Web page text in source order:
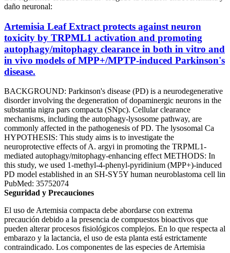
daño neuronal:
Artemisia Leaf Extract protects against neuron
toxicity by TRPML1 activation and promoting
autophagy/mitophagy clearance in both in vitro and
in vivo models of MPP+/MPTP-induced Parkinson's
disease.
BACKGROUND: Parkinson's disease (PD) is a neurodegenerative
disorder involving the degeneration of dopaminergic neurons in the
substantia nigra pars compacta (SNpc). Cellular clearance
mechanisms, including the autophagy-lysosome pathway, are
commonly affected in the pathogenesis of PD. The lysosomal Ca
HYPOTHESIS: This study aims is to investigate the
neuroprotective effects of A. argyi in promoting the TRPML1-
mediated autophagy/mitophagy-enhancing effect METHODS: In
this study, we used 1-methyl-4-phenyl-pyridinium (MPP+)-induced
PD model established in an SH-SY5Y human neuroblastoma cell lin
PubMed: 35752074
Seguridad y Precauciones
El uso de Artemisia compacta debe abordarse con extrema
precaución debido a la presencia de compuestos bioactivos que
pueden alterar procesos fisiológicos complejos. En lo que respecta al
embarazo y la lactancia, el uso de esta planta está estrictamente
contraindicado. Los componentes de las especies de Artemisia